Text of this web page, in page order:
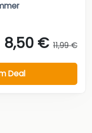
8,50 € 11,99 €
Deal